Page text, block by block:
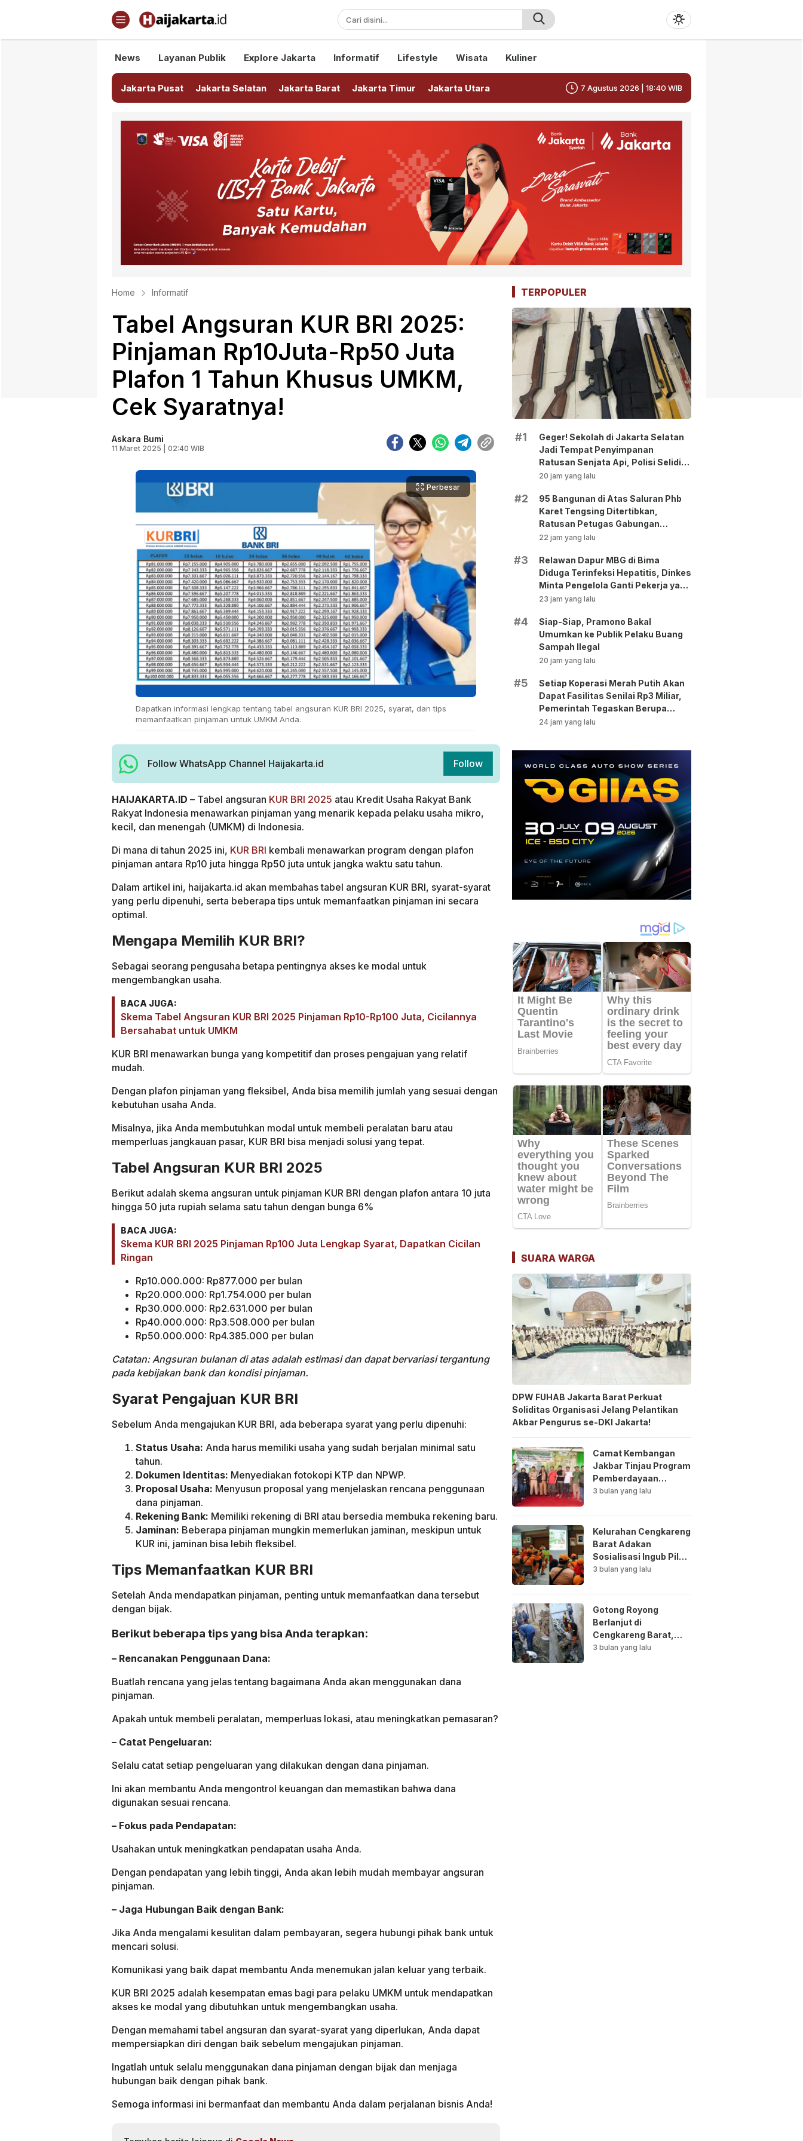
Haijakarta.id
Semua Tentang Jakarta Ada Disini!
News Layanan Publik Explore Jakarta Informatif Lifestyle Wisata Kuliner
Jakarta Pusat Jakarta Selatan Jakarta Barat Jakarta Timur Jakarta Utara 7 Agustus 2026 | 18:40 WIB
Home Informatif
Tabel Angsuran KUR BRI 2025:
Pinjaman Rp10Juta-Rp50 Juta
Plafon 1 Tahun Khusus UMKM,
Cek Syaratnya!
Askara Bumi
11 Maret 2025 | 02:40 WIB
Perbesar
Dapatkan informasi lengkap tentang tabel angsuran KUR BRI 2025, syarat, dan tips
memanfaatkan pinjaman untuk UMKM Anda.
Follow WhatsApp Channel Haijakarta.id Follow
HAIJAKARTA.ID – Tabel angsuran KUR BRI 2025 atau Kredit Usaha Rakyat Bank
Rakyat Indonesia menawarkan pinjaman yang menarik kepada pelaku usaha mikro,
kecil, dan menengah (UMKM) di Indonesia.
Di mana di tahun 2025 ini, KUR BRI kembali menawarkan program dengan plafon
pinjaman antara Rp10 juta hingga Rp50 juta untuk jangka waktu satu tahun.
Dalam artikel ini, haijakarta.id akan membahas tabel angsuran KUR BRI, syarat-syarat
yang perlu dipenuhi, serta beberapa tips untuk memanfaatkan pinjaman ini secara
optimal.
Mengapa Memilih KUR BRI?
Sebagai seorang pengusaha betapa pentingnya akses ke modal untuk
mengembangkan usaha.
BACA JUGA:
Skema Tabel Angsuran KUR BRI 2025 Pinjaman Rp10-Rp100 Juta, Cicilannya
Bersahabat untuk UMKM
KUR BRI menawarkan bunga yang kompetitif dan proses pengajuan yang relatif
mudah.
Dengan plafon pinjaman yang fleksibel, Anda bisa memilih jumlah yang sesuai dengan
kebutuhan usaha Anda.
Misalnya, jika Anda membutuhkan modal untuk membeli peralatan baru atau
memperluas jangkauan pasar, KUR BRI bisa menjadi solusi yang tepat.
Tabel Angsuran KUR BRI 2025
Berikut adalah skema angsuran untuk pinjaman KUR BRI dengan plafon antara 10 juta
hingga 50 juta rupiah selama satu tahun dengan bunga 6%
BACA JUGA:
Skema KUR BRI 2025 Pinjaman Rp100 Juta Lengkap Syarat, Dapatkan Cicilan
Ringan
Rp10.000.000: Rp877.000 per bulan
Rp20.000.000: Rp1.754.000 per bulan
Rp30.000.000: Rp2.631.000 per bulan
Rp40.000.000: Rp3.508.000 per bulan
Rp50.000.000: Rp4.385.000 per bulan
Catatan: Angsuran bulanan di atas adalah estimasi dan dapat bervariasi tergantung
pada kebijakan bank dan kondisi pinjaman.
Syarat Pengajuan KUR BRI
Sebelum Anda mengajukan KUR BRI, ada beberapa syarat yang perlu dipenuhi:
Status Usaha: Anda harus memiliki usaha yang sudah berjalan minimal satu
tahun.
Dokumen Identitas: Menyediakan fotokopi KTP dan NPWP.
Proposal Usaha: Menyusun proposal yang menjelaskan rencana penggunaan
dana pinjaman.
Rekening Bank: Memiliki rekening di BRI atau bersedia membuka rekening baru.
Jaminan: Beberapa pinjaman mungkin memerlukan jaminan, meskipun untuk
KUR ini, jaminan bisa lebih fleksibel.
Tips Memanfaatkan KUR BRI
Setelah Anda mendapatkan pinjaman, penting untuk memanfaatkan dana tersebut
dengan bijak.
Berikut beberapa tips yang bisa Anda terapkan:
– Rencanakan Penggunaan Dana:
Buatlah rencana yang jelas tentang bagaimana Anda akan menggunakan dana
pinjaman.
Apakah untuk membeli peralatan, memperluas lokasi, atau meningkatkan pemasaran?
– Catat Pengeluaran:
Selalu catat setiap pengeluaran yang dilakukan dengan dana pinjaman.
Ini akan membantu Anda mengontrol keuangan dan memastikan bahwa dana
digunakan sesuai rencana.
– Fokus pada Pendapatan:
Usahakan untuk meningkatkan pendapatan usaha Anda.
Dengan pendapatan yang lebih tinggi, Anda akan lebih mudah membayar angsuran
pinjaman.
– Jaga Hubungan Baik dengan Bank:
Jika Anda mengalami kesulitan dalam pembayaran, segera hubungi pihak bank untuk
mencari solusi.
Komunikasi yang baik dapat membantu Anda menemukan jalan keluar yang terbaik.
KUR BRI 2025 adalah kesempatan emas bagi para pelaku UMKM untuk mendapatkan
akses ke modal yang dibutuhkan untuk mengembangkan usaha.
Dengan memahami tabel angsuran dan syarat-syarat yang diperlukan, Anda dapat
mempersiapkan diri dengan baik sebelum mengajukan pinjaman.
Ingatlah untuk selalu menggunakan dana pinjaman dengan bijak dan menjaga
hubungan baik dengan pihak bank.
Semoga informasi ini bermanfaat dan membantu Anda dalam perjalanan bisnis Anda!
TERPOPULER
#1
Geger! Sekolah di Jakarta Selatan
Jadi Tempat Penyimpanan
Ratusan Senjata Api, Polisi Selidiki
Pemilik
20 jam yang lalu
#2
95 Bangunan di Atas Saluran Phb
Karet Tengsing Ditertibkan,
Ratusan Petugas Gabungan
Dikerahkan
22 jam yang lalu
#3
Relawan Dapur MBG di Bima
Diduga Terinfeksi Hepatitis, Dinkes
Minta Pengelola Ganti Pekerja yang
Reaktif!
23 jam yang lalu
#4
Siap-Siap, Pramono Bakal
Umumkan ke Publik Pelaku Buang
Sampah Ilegal
20 jam yang lalu
#5
Setiap Koperasi Merah Putih Akan
Dapat Fasilitas Senilai Rp3 Miliar,
Pemerintah Tegaskan Berupa
Aset!
24 jam yang lalu
SUARA WARGA
DPW FUHAB Jakarta Barat Perkuat
Soliditas Organisasi Jelang Pelantikan
Akbar Pengurus se-DKI Jakarta!
Camat Kembangan
Jakbar Tinjau Program
Pemberdayaan
Lingkungan di Bale
3 bulan yang lalu
Kelurahan Cengkareng
Barat Adakan
Sosialisasi Ingub Pilah
Sampah Kepada PPSU
3 bulan yang lalu
Gotong Royong
Berlanjut di
Cengkareng Barat,
Saluran Air
3 bulan yang lalu